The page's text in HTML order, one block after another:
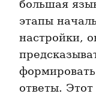
большая
этапы
настройки,